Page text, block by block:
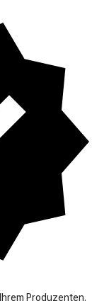
Produzenten.